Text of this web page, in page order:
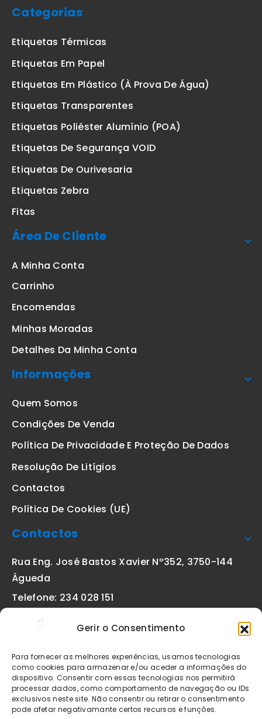
Gerir o Consentimento
Para fornecer as melhores experiências, usamos tecnologias
como cookies para armazenar e/ou aceder a informações do
dispositivo. Consentir com essas tecnologias nos permitirá
processar dados, como comportamento de navegação ou IDs
exclusivos neste site. Não consentir ou retirar o consentimento
pode afetar negativamante certos recursos e funções.
Categorias
Etiquetas Térmicas
Etiquetas Em Papel
Etiquetas Em Plástico (à Prova De Água)
Etiquetas Transparentes
Etiquetas Poliéster Alumínio (POA)
Etiquetas De Segurança VOID
Etiquetas De Ourivesaria
Etiquetas Zebra
Fitas
Área De Cliente
A Minha Conta
Carrinho
Encomendas
Minhas Moradas
Detalhes Da Minha Conta
Informações
Quem Somos
Condições De Venda
Política De Privacidade E Proteção De Dados
Resolução De Litígios
Contactos
Política De Cookies (UE)
Contactos
Rua Eng. José Bastos Xavier Nº352, 3750-144
Águeda
Telefone: 234 028 151
geral@etiquetas-online.pt
Os preços indicados incluem IVA à taxa legal em vigor. Todos
os artigos apresentados no site encontram-se sujeitos à
disponibilidade de stock após confirmação da encomenda. As